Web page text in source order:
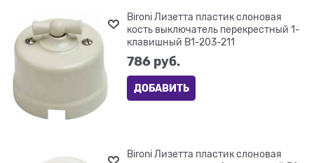
Bironi Лизетта пластик слоновая
кость выключатель перекрестный 1-
клавишный B1-203-211
786 руб.
ДОБАВИТЬ
Bironi Лизетта пластик слоновая